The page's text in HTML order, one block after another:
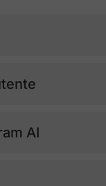
AI